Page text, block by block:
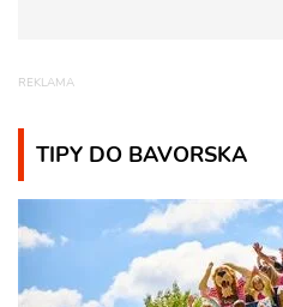
TIPY DO BAVORSKA